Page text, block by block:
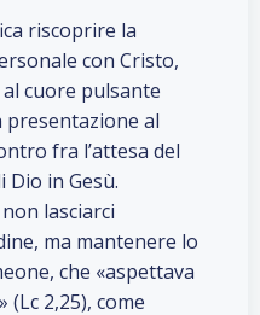
riscoprire la
con Cristo,
cuore pulsante
presentazione al
fra l’attesa del
Dio in Gesù.
lasciarci
ma mantenere lo
che «aspettava
(Lc 2,25), come